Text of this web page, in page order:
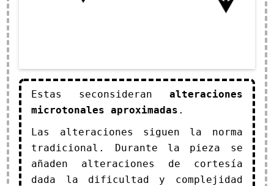
Estas seconsideran alteraciones
microtonales aproximadas .
Las alteraciones siguen la norma
tradicional. Durante la pieza se
añaden alteraciones de cortesía
dada la dificultad y complejidad